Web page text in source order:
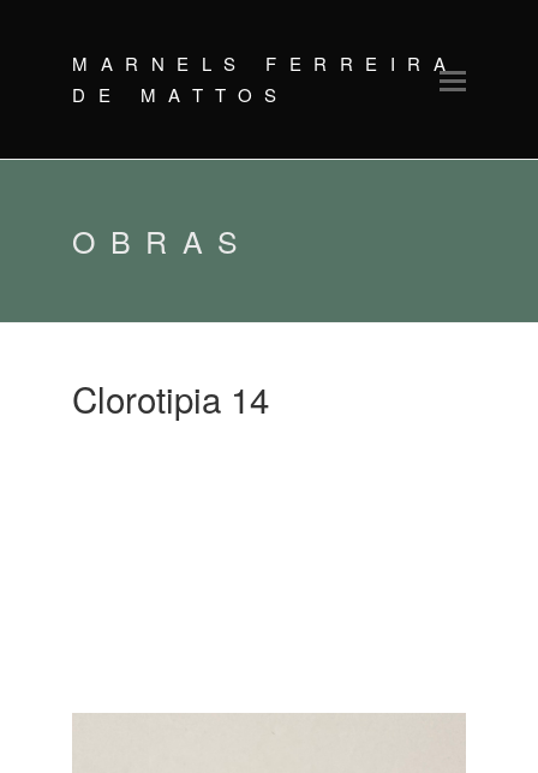
MARNELS FERREIRA
DE MATTOS
Open
Menu
OBRAS
Clorotipia 14